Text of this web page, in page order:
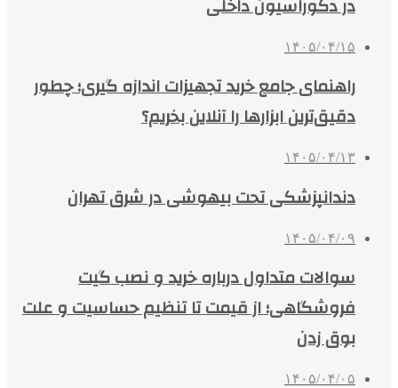
در دکوراسیون داخلی
۱۴۰۵/۰۴/۱۵
راهنمای جامع خرید تجهیزات اندازه گیری؛ چطور
دقیق‌ترین ابزارها را آنلاین بخریم؟
۱۴۰۵/۰۴/۱۳
دندانپزشکی تحت بیهوشی در شرق تهران
۱۴۰۵/۰۴/۰۹
سوالات متداول درباره خرید و نصب گیت
فروشگاهی؛ از قیمت تا تنظیم حساسیت و علت
بوق زدن
۱۴۰۵/۰۴/۰۵